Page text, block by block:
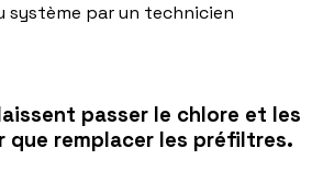
système par un technicien
passer le chlore et les
que remplacer les préfiltres.